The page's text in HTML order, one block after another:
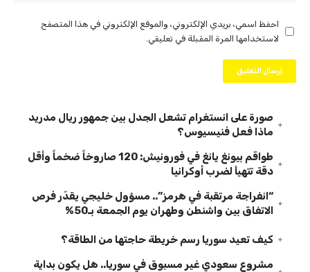
احفظ اسمي، بريدي الإلكتروني، والموقع الإلكتروني في هذا المتصفح
لاستخدامها المرة المقبلة في تعليقي.
صورة على انستغرام تشعل الجدل بين جمهور ريال مدريد
ماذا فعل فنيسيوس؟
طواقم بيونغ يانغ في فورونيش: 120 صاروخاً ضخماً وأقل
دقة تتهيأ لضرب أوكرانيا
“انفراجة مرتقبة في هرمز”.. مسؤول خليجي يقدّر فرص
الاتفاق بين واشنطن وطهران يوم الجمعة بـ50%
كيف تعيد سوريا رسم خريطة حاجتها من الطاقة؟
مشروع سعودي غير مسبوق في سوريا.. هل يكون بداية